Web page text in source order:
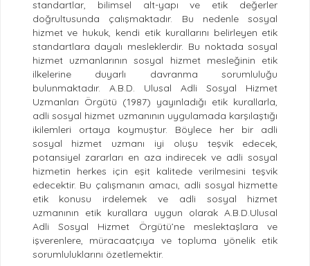
standartlar, bilimsel alt-yapı ve etik değerler
doğrultusunda çalışmaktadır. Bu nedenle sosyal
hizmet ve hukuk, kendi etik kurallarını belirleyen etik
standartlara dayalı mesleklerdir. Bu noktada sosyal
hizmet uzmanlarının sosyal hizmet mesleğinin etik
ilkelerine duyarlı davranma sorumluluğu
bulunmaktadır. A.B.D. Ulusal Adli Sosyal Hizmet
Uzmanları Örgütü (1987) yayınladığı etik kurallarla,
adli sosyal hizmet uzmanının uygulamada karşılaştığı
ikilemleri ortaya koymuştur. Böylece her bir adli
sosyal hizmet uzmanı iyi oluşu teşvik edecek,
potansiyel zararları en aza indirecek ve adli sosyal
hizmetin herkes için eşit kalitede verilmesini teşvik
edecektir. Bu çalışmanın amacı, adli sosyal hizmette
etik konusu irdelemek ve adli sosyal hizmet
uzmanının etik kurallara uygun olarak A.B.D.Ulusal
Adli Sosyal Hizmet Örgütü’ne meslektaşlara ve
işverenlere, müracaatçıya ve topluma yönelik etik
sorumluluklarını özetlemektir.